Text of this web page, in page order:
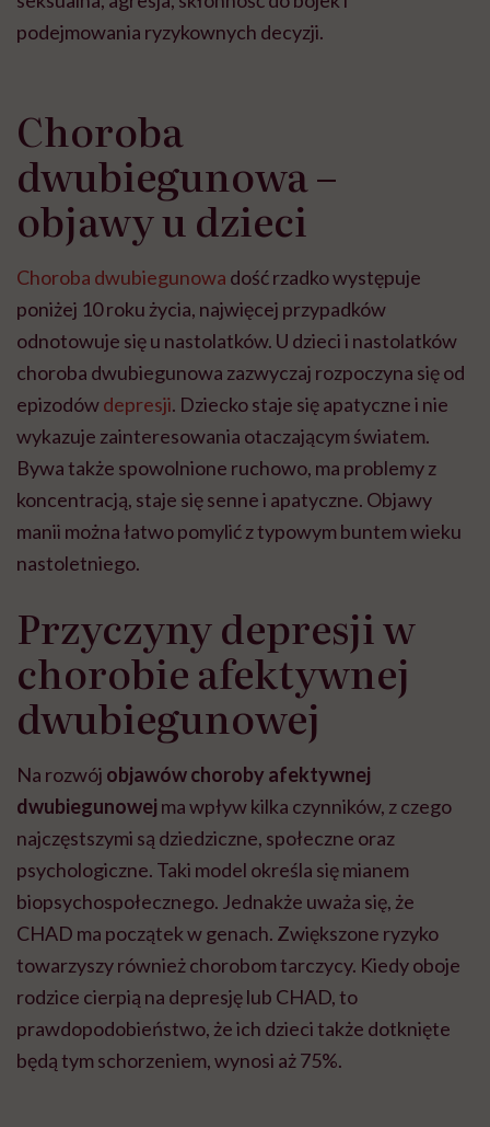
podejmowania ryzykownych decyzji.
Choroba
dwubiegunowa –
objawy u dzieci
Choroba dwubiegunowa dość rzadko występuje
poniżej 10 roku życia, najwięcej przypadków
odnotowuje się u nastolatków. U dzieci i nastolatków
choroba dwubiegunowa zazwyczaj rozpoczyna się od
epizodówdepresji. Dziecko staje się apatyczne i nie
wykazuje zainteresowania otaczającym światem.
Bywa także spowolnione ruchowo, ma problemy z
koncentracją, staje się senne i apatyczne. Objawy
manii można łatwo pomylić z typowym buntem wieku
nastoletniego.
Przyczyny depresji w
chorobie afektywnej
dwubiegunowej
Na rozwój objawów choroby afektywnej
dwubiegunowej ma wpływ kilka czynników, z czego
najczęstszymi są dziedziczne, społeczne oraz
psychologiczne. Taki model określa się mianem
biopsychospołecznego. Jednakże uważa się, że
CHAD ma początek w genach. Zwiększone ryzyko
towarzyszy również chorobom tarczycy. Kiedy oboje
rodzice cierpią na depresję lub CHAD, to
prawdopodobieństwo, że ich dzieci także dotknięte
będą tym schorzeniem, wynosi aż 75%.